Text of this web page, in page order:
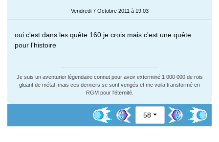
Vendredi 7 Octobre 2011 à 19:03
oui c'est dans les quête 160 je crois mais c'est une quête
pour l'histoire
Je suis un aventurier légendaire connut pour avoir exterminé 1 000 000 de rois
gluant de métal ,mais ces derniers se sont vengés et me voila transformé en
RGM pour l'éternité.
58